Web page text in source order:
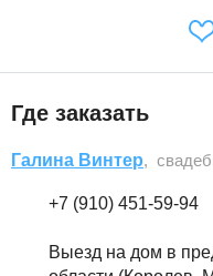
Где заказать
Галина Винтер,
+7 (910) 451-59-94
Выезд на дом в